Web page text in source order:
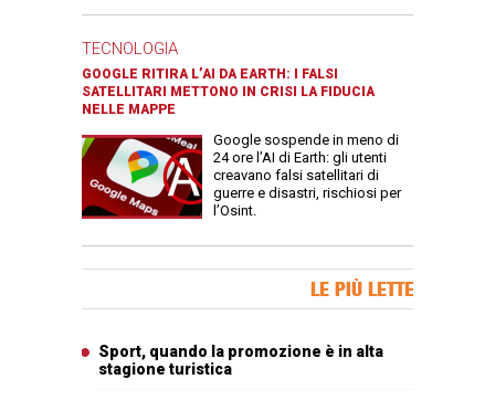
TECNOLOGIA
GOOGLE RITIRA L’AI DA EARTH: I FALSI
SATELLITARI METTONO IN CRISI LA FIDUCIA
NELLE MAPPE
Google sospende in meno di
24 ore l’AI di Earth: gli utenti
creavano falsi satellitari di
guerre e disastri, rischiosi per
l’Osint.
LE PIÙ LETTE
Sport, quando la promozione è in alta
stagione turistica